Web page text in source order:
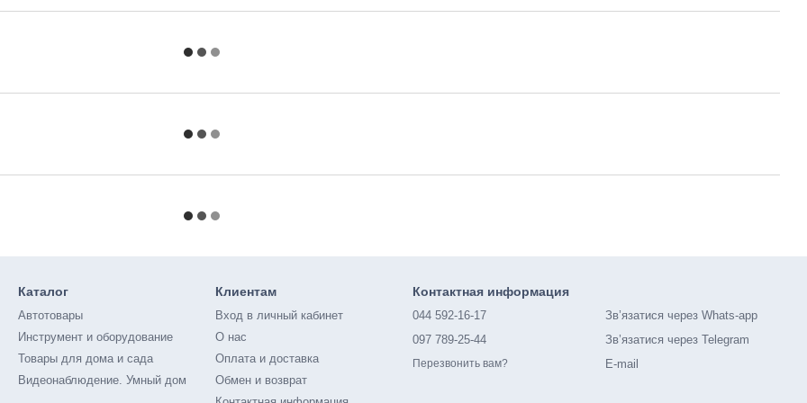
Каталог
Автотовары
Инструмент и оборудование
Товары для дома и сада
Видеонаблюдение. Умный дом
Клиентам
Вход в личный кабинет
О нас
Оплата и доставка
Обмен и возврат
Контактная информация
044 592-16-17
097 789-25-44
Перезвонить вам?
Зв’язатися через Whats-app
Зв’язатися через Telegram
E-mail